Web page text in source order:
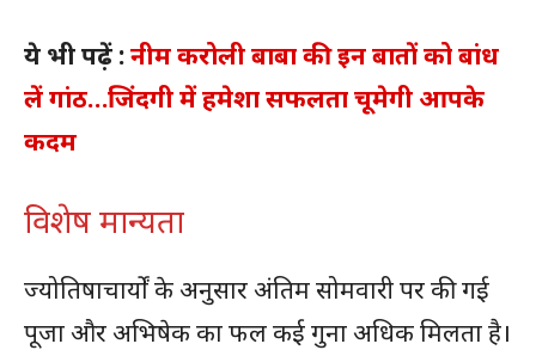
ये भी पढ़ें :नीम करोली बाबा की इन बातों को बांध
लें गांठ…जिंदगी में हमेशा सफलता चूमेगी आपके
कदम
विशेष मान्यता
ज्योतिषाचार्यों के अनुसार अंतिम सोमवारी पर की गई
पूजा और अभिषेक का फल कई गुना अधिक मिलता है।